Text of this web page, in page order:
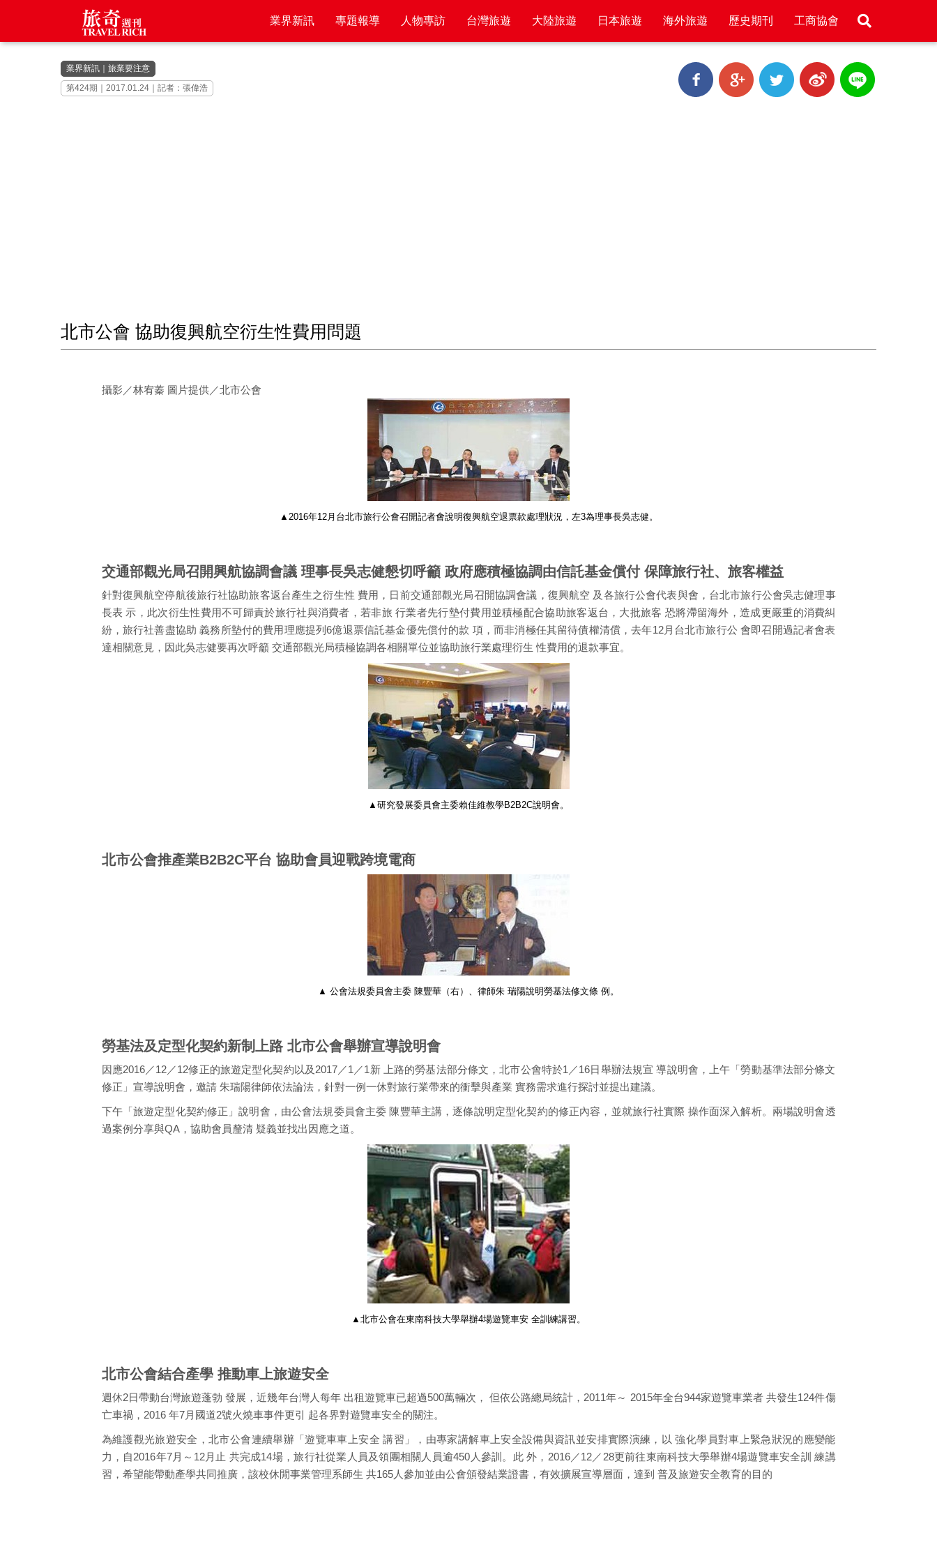
業界新訊 專題報導 人物專訪 台灣旅遊 大陸旅遊 日本旅遊 海外旅遊 歷史期刊 工商協會
業界新訊
旅業要注意
第424期｜2017.01.24｜記者：張偉浩
北市公會 協助復興航空衍生性費用問題
攝影／林宥蓁 圖片提供／北市公會
▲2016年12月台北市旅行公會召開記者會說明復興航空退票款處理狀況，左3為理事長吳志健。
交通部觀光局召開興航協調會議 理事長吳志健懇切呼籲 政府應積極協調由信託基金償付 保障旅行社、旅客權益
針對復興航空停航後旅行社協助旅客返台產生之衍生性 費用，日前交通部觀光局召開協調會議，復興航空 及各旅行公會代表與會，台北市旅行公會吳志健理事
長表 示，此次衍生性費用不可歸責於旅行社與消費者，若非旅 行業者先行墊付費用並積極配合協助旅客返台，大批旅客 恐將滯留海外，造成更嚴重的消費糾
紛，旅行社善盡協助 義務所墊付的費用理應提列6億退票信託基金優先償付的款 項，而非消極任其留待債權清償，去年12月台北市旅行公 會即召開過記者會表
達相關意見，因此吳志健要再次呼籲 交通部觀光局積極協調各相關單位並協助旅行業處理衍生 性費用的退款事宜。
▲研究發展委員會主委賴佳維教學B2B2C說明會。
北市公會推產業B2B2C平台 協助會員迎戰跨境電商
▲ 公會法規委員會主委 陳豐華（右）、律師朱 瑞陽說明勞基法修文條 例。
勞基法及定型化契約新制上路 北市公會舉辦宣導說明會
因應2016／12／12修正的旅遊定型化契約以及2017／1／1新 上路的勞基法部分條文，北市公會特於1／16日舉辦法規宣 導說明會，上午「勞動基準法部分條文
修正」宣導說明會，邀請 朱瑞陽律師依法論法，針對一例一休對旅行業帶來的衝擊與產業 實務需求進行探討並提出建議。
下午「旅遊定型化契約修正」說明會，由公會法規委員會主委 陳豐華主講，逐條說明定型化契約的修正內容，並就旅行社實際 操作面深入解析。兩場說明會透
過案例分享與QA，協助會員釐清 疑義並找出因應之道。
▲北市公會在東南科技大學舉辦4場遊覽車安 全訓練講習。
北市公會結合產學 推動車上旅遊安全
週休2日帶動台灣旅遊蓬勃 發展，近幾年台灣人每年 出租遊覽車已超過500萬輛次， 但依公路總局統計，2011年～ 2015年全台944家遊覽車業者 共發生124件傷
亡車禍，2016 年7月國道2號火燒車事件更引 起各界對遊覽車安全的關注。
為維護觀光旅遊安全，北市公會連續舉辦「遊覽車車上安全 講習」，由專家講解車上安全設備與資訊並安排實際演練，以 強化學員對車上緊急狀況的應變能
力，自2016年7月～12月止 共完成14場，旅行社從業人員及領團相關人員逾450人參訓。此 外，2016／12／28更前往東南科技大學舉辦4場遊覽車安全訓 練講
習，希望能帶動產學共同推廣，該校休閒事業管理系師生 共165人參加並由公會頒發結業證書，有效擴展宣導層面，達到 普及旅遊安全教育的目的